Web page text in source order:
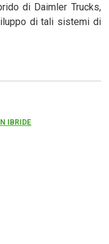
di Daimler Trucks,
di tali sistemi di
IBRIDE